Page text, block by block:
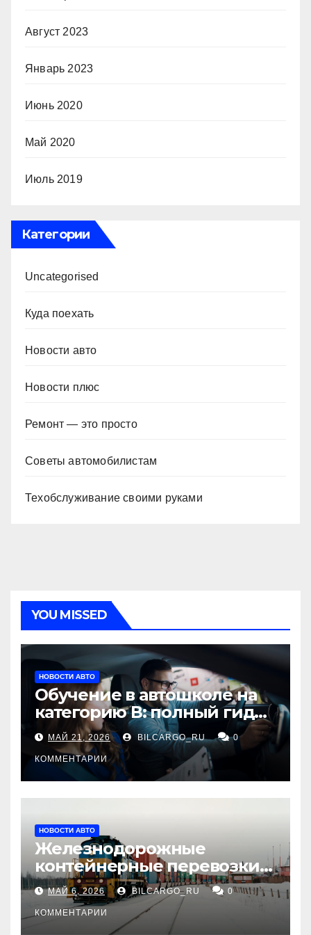
Август 2023
Январь 2023
Июнь 2020
Май 2020
Июль 2019
Категории
Uncategorised
Куда поехать
Новости авто
Новости плюс
Ремонт — это просто
Советы автомобилистам
Техобслуживание своими руками
YOU MISSED
НОВОСТИ АВТО
Обучение в автошколе на
категорию В: полный гид
для будущих водителей
МАЙ 21, 2026 BILCARGO_RU 0
КОММЕНТАРИИ
НОВОСТИ АВТО
Железнодорожные
контейнерные перевозки
из Китая в Россию:
маршруты, сроки и
требования
МАЙ 6, 2026 BILCARGO_RU 0
КОММЕНТАРИИ